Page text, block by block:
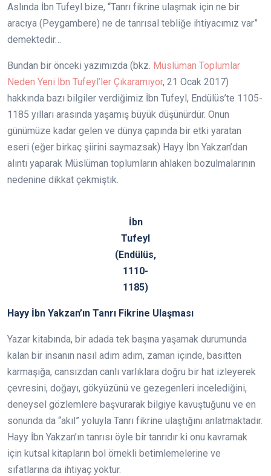
Aslında İbn Tufeyl bize, “Tanrı fikrine ulaşmak için ne bir
aracıya (Peygambere) ne de tanrısal tebliğe ihtiyacımız var”
demektedir…
Bundan bir önceki yazımızda (bkz. Müslüman Toplumlar
Neden Yeni İbn Tufeyl’ler Çıkaramıyor, 21 Ocak 2017)
hakkında bazı bilgiler verdiğimiz İbn Tufeyl, Endülüs’te 1105-
1185 yılları arasında yaşamış büyük düşünürdür. Onun
günümüze kadar gelen ve dünya çapında bir etki yaratan
eseri (eğer birkaç şiirini saymazsak) Hayy İbn Yakzan’dan
alıntı yaparak Müslüman toplumların ahlaken bozulmalarının
nedenine dikkat çekmiştik.
İbn
Tufeyl
(Endülüs,
1110-
1185)
Hayy İbn Yakzan’ın Tanrı Fikrine Ulaşması
Yazar kitabında, bir adada tek başına yaşamak durumunda
kalan bir insanın nasıl adım adım, zaman içinde, basitten
karmaşığa, cansızdan canlı varlıklara doğru bir hat izleyerek
çevresini, doğayı, gökyüzünü ve gezegenleri incelediğini,
deneysel gözlemlere başvurarak bilgiye kavuştuğunu ve en
sonunda da “akıl” yoluyla Tanrı fikrine ulaştığını anlatmaktadır.
Hayy İbn Yakzan’ın tanrısı öyle bir tanrıdır ki onu kavramak
için kutsal kitapların bol örnekli betimlemelerine ve
sıfatlarına da ihtiyaç yoktur.